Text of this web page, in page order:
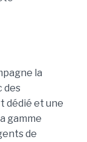
la
des
dédié et une
gamme
de